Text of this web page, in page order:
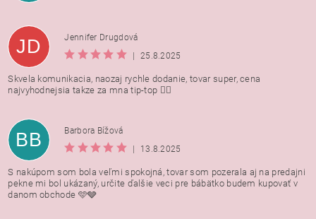
JD
Jennifer Drugdová
25.8.2025
Skvela komunikacia, naozaj rychle dodanie, tovar super, cena
najvyhodnejsia takze za mna tip-top 👍🏻
BB
Barbora Bížová
13.8.2025
S nakúpom som bola veľmi spokojná, tovar som pozerala aj na predajni
pekne mi bol ukázaný, určite ďalšie veci pre bábätko budem kupovať v
danom obchode 🩵🩶